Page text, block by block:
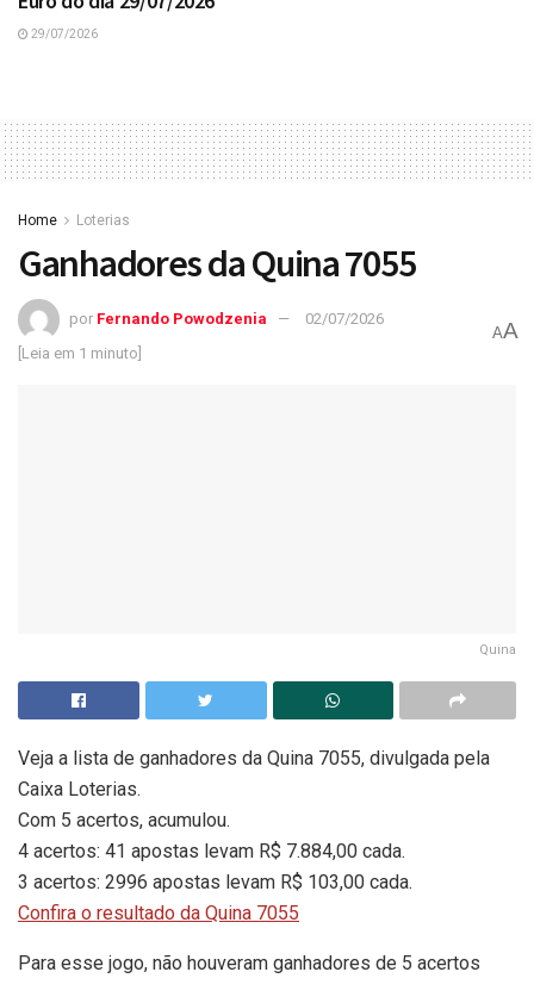
29/07/2026
Home Loterias
Ganhadores da Quina 7055
por Fernando Powodzenia
02/07/2026
[Leia em 1 minuto]
AA
Quina
Veja a lista de ganhadores da Quina 7055, divulgada pela
Caixa Loterias.
Com 5 acertos, acumulou.
4 acertos: 41 apostas levam R$ 7.884,00 cada.
3 acertos: 2996 apostas levam R$ 103,00 cada.
Confira o resultado da Quina 7055
Para esse jogo, não houveram ganhadores de 5 acertos